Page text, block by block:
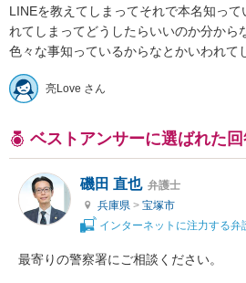
LINEを教えてしまってそれで本名知っ
れてしまってどうしたらいいのか分から
色々な事知っているからなとかいわれて
亮Love さん
ベストアンサーに選ばれた回
磯田 直也 弁護士
兵庫県 > 宝塚市
インターネットに注力する弁
最寄りの警察署にご相談ください。